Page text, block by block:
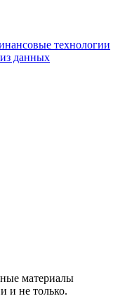
технологии
данных
материалы
и не только.